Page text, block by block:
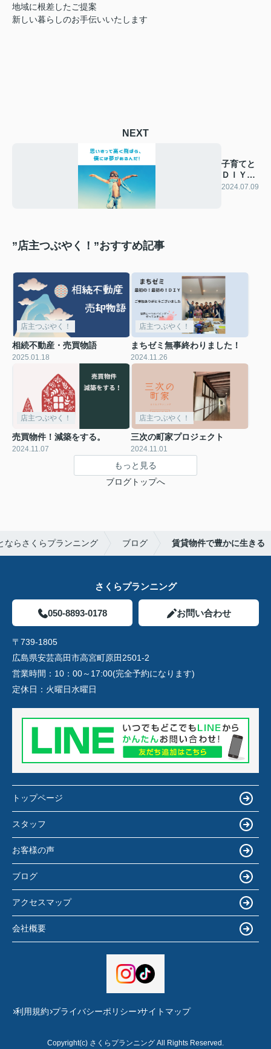
地域に根差したご提案
新しい暮らしのお手伝いいたします
NEXT
子育てと
ＤＩＹ賃
貸
2024.07.09
”店主つぶやく！”おすすめ記事
店主つぶやく！
相続不動産・売買物語
2025.01.18
店主つぶやく！
まちゼミ無事終わりました！
2024.11.26
店主つぶやく！
売買物件！減築をする。
2024.11.07
店主つぶやく！
三次の町家プロジェクト
2024.11.01
もっと見る
ブログトップへ
ならさくらプランニング ブログ 賃貸物件で豊かに生きる
さくらプランニング
050-8893-0178 お問い合わせ
〒739-1805
広島県安芸高田市高宮町原田2501-2
営業時間： 10：00～17:00(完全予約になります)
定休日： 火曜日水曜日
トップページ
スタッフ
お客様の声
ブログ
アクセスマップ
会社概要
利用規約 プライバシーポリシー サイトマップ
Copyright(c) さくらプランニング All Rights Reserved.